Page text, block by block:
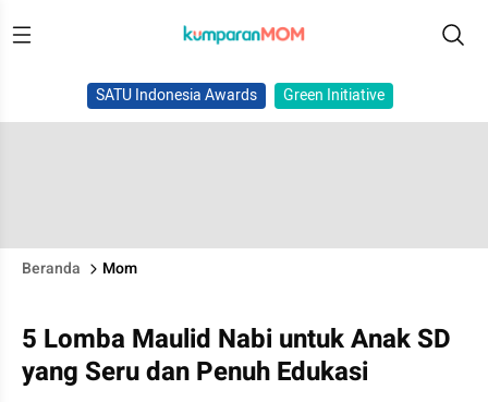
SATU Indonesia Awards Green Initiative
Beranda Mom
5 Lomba Maulid Nabi untuk Anak SD
yang Seru dan Penuh Edukasi